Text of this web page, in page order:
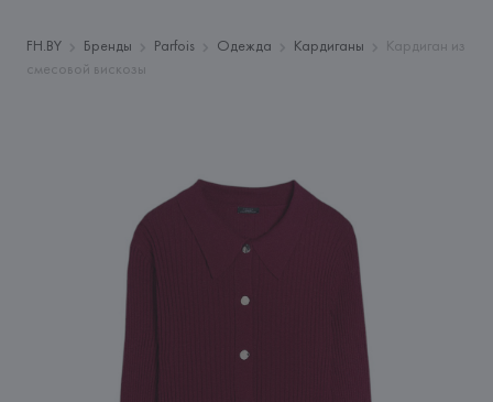
FH.BY Бренды Parfois Одежда Кардиганы
Кардиган из
смесовой вискозы